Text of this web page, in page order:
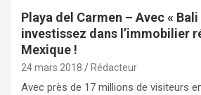
Playa del Carmen – Avec «
investissez dans l’immobilier
Mexique !
24 mars 2018 Rédacteur
Avec près de 17 millions de visiteurs